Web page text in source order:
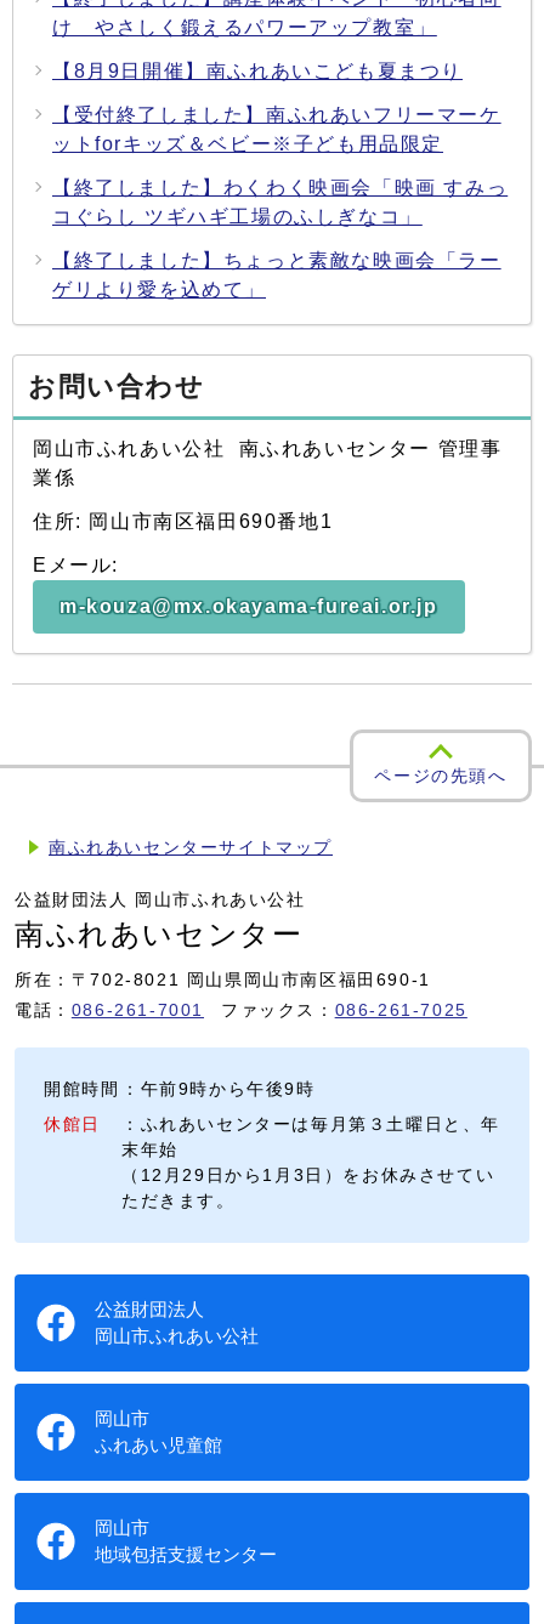
け やさしく鍛えるパワーアップ教室」
【8月9日開催】南ふれあいこども夏まつり
【受付終了しました】南ふれあいフリーマーケ
ットforキッズ＆ベビー※子ども用品限定
【終了しました】わくわく映画会「映画 すみっ
コぐらし ツギハギ工場のふしぎなコ」
【終了しました】ちょっと素敵な映画会「ラー
ゲリより愛を込めて」
お問い合わせ
岡山市ふれあい公社 南ふれあいセンター 管理事
業係
住所: 岡山市南区福田690番地1
Eメール:
m-kouza@mx.okayama-fureai.or.jp
ページの先頭へ
南ふれあいセンターサイトマップ
公益財団法人 岡山市ふれあい公社
南ふれあいセンター
所在：〒702-8021 岡山県岡山市南区福田690-1
電話： 086-261-7001 ファックス： 086-261-7025
開館時間
：午前9時から午後9時
休館日
：ふれあいセンターは毎月第３土曜日と、年
末年始
（12月29日から1月3日）をお休みさせてい
ただきます。
公益財団法人
岡山市ふれあい公社
岡山市
ふれあい児童館
岡山市
地域包括支援センター